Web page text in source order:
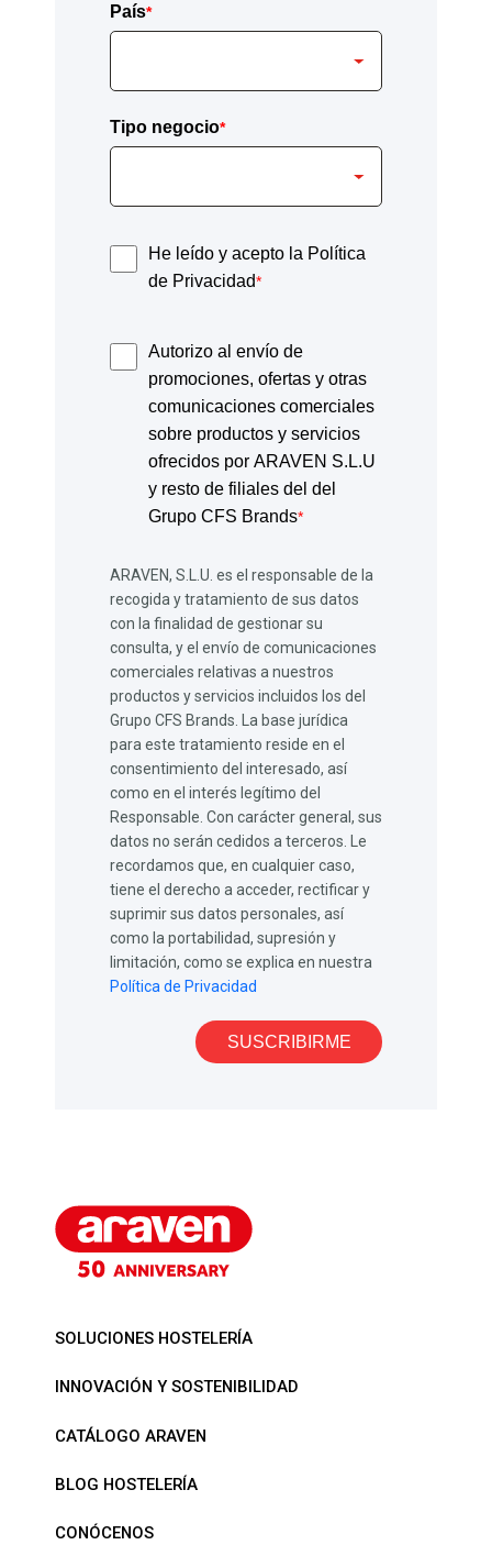
País*
Tipo negocio*
He leído y acepto la Política
de Privacidad*
Autorizo al envío de
promociones, ofertas y otras
comunicaciones comerciales
sobre productos y servicios
ofrecidos por ARAVEN S.L.U
y resto de filiales del del
Grupo CFS Brands*
ARAVEN, S.L.U. es el responsable de la
recogida y tratamiento de sus datos
con la finalidad de gestionar su
consulta, y el envío de comunicaciones
comerciales relativas a nuestros
productos y servicios incluidos los del
Grupo CFS Brands. La base jurídica
para este tratamiento reside en el
consentimiento del interesado, así
como en el interés legítimo del
Responsable. Con carácter general, sus
datos no serán cedidos a terceros. Le
recordamos que, en cualquier caso,
tiene el derecho a acceder, rectificar y
suprimir sus datos personales, así
como la portabilidad, supresión y
limitación, como se explica en nuestra
Política de Privacidad
SUSCRIBIRME
SOLUCIONES HOSTELERÍA
INNOVACIÓN Y SOSTENIBILIDAD
CATÁLOGO ARAVEN
BLOG HOSTELERÍA
CONÓCENOS